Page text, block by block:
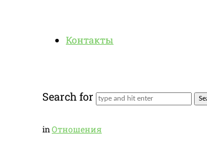
Контакты
Search for
inОтношения